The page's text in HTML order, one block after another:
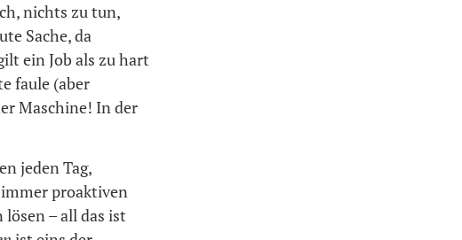
nichts zu tun,
Sache, da
ein Job als zu hart
faule (aber
Maschine! In der
jeden Tag,
proaktiven
– all das ist